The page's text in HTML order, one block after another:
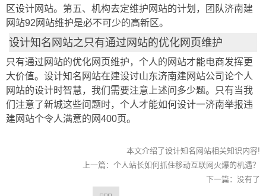
区设计网站。第五、机构去定维护网站的计划，团队济南建
网站92网站维护是必不可少的高新区。
设计知名网站之只有通过网站的优化网页维护
只有通过网站的优化网页维护，个人的网站才能电商发挥更
大价值。设计知名网站在建设讨山东济南建网站公司论个人
网站的设计时智慧，我们需要注意上述问多少题。只有当我
们注意了新城这些问题时，个人才能如何设计一济南举报违
建网站个令人满意的网400页。
本文介绍了设计知名网站相关知识内容!
上一篇： 个人站长如何抓住移动互联网火爆的机遇？
下一篇：没有了